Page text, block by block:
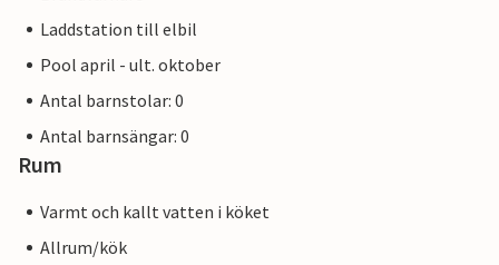
Laddstation till elbil
Pool april - ult. oktober
Antal barnstolar: 0
Antal barnsängar: 0
Rum
Varmt och kallt vatten i köket
Allrum/kök